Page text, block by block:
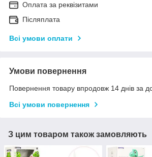
Оплата за реквізитами
Післяплата
Всі умови оплати
Умови повернення
Повернення товару впродовж 14 днів за
Всі умови повернення
З цим товаром також замовляють